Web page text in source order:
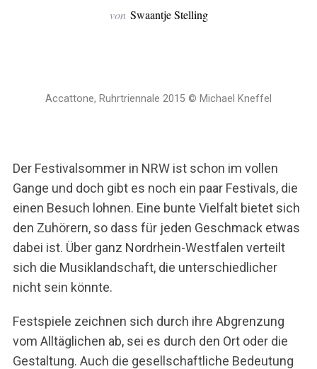
von Swaantje Stelling
Accattone, Ruhrtriennale 2015 © Michael Kneffel
Der Festivalsommer in NRW ist schon im vollen
Gange und doch gibt es noch ein paar Festivals, die
einen Besuch lohnen. Eine bunte Vielfalt bietet sich
den Zuhörern, so dass für jeden Geschmack etwas
dabei ist. Über ganz Nordrhein-Westfalen verteilt
sich die Musiklandschaft, die unterschiedlicher
nicht sein könnte.
Festspiele zeichnen sich durch ihre Abgrenzung
vom Alltäglichen ab, sei es durch den Ort oder die
Gestaltung. Auch die gesellschaftliche Bedeutung